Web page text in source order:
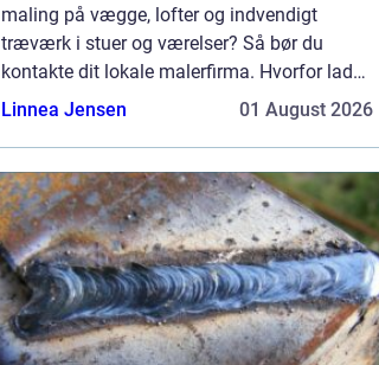
maling på vægge, lofter og indvendigt
træværk i stuer og værelser? Så bør du
kontakte dit lokale malerfirma. Hvorfor lade
et malerfirma male min bolig indvendig? Der
Linnea Jensen 01 August 2026